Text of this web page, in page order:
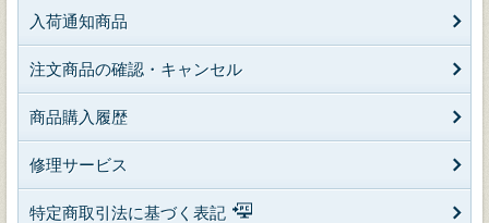
入荷通知商品
注文商品の確認・キャンセル
商品購入履歴
修理サービス
特定商取引法に基づく表記